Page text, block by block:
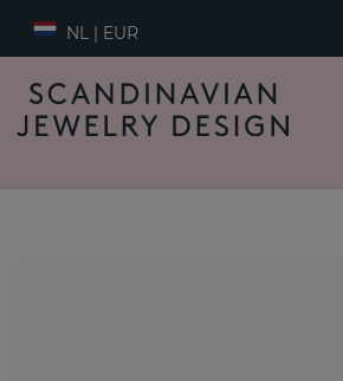
NL | EUR